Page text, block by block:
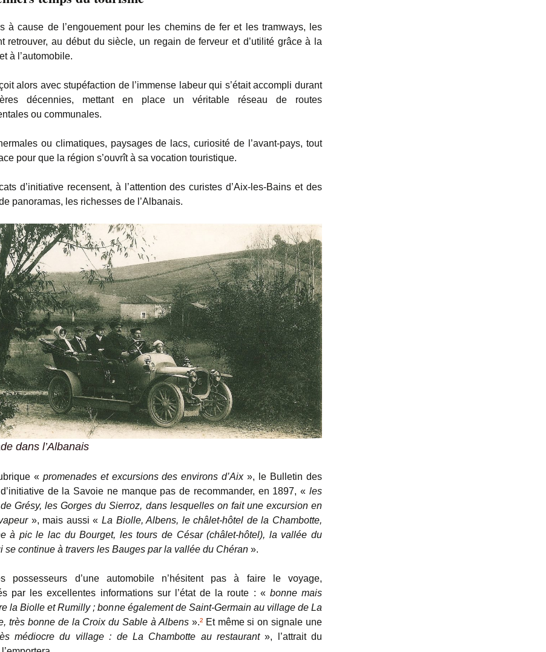
à cause de l’engouement pour les chemins de fer et les tramways, les
retrouver, au début du siècle, un regain de ferveur et d’utilité grâce à la
à l’automobile.
alors avec stupéfaction de l’immense labeur qui s’était accompli durant
décennies, mettant en place un véritable réseau de routes
ou communales.
ou climatiques, paysages de lacs, curiosité de l’avant-pays, tout
pour que la région s’ouvrît à sa vocation touristique.
d’initiative recensent, à l’attention des curistes d’Aix-les-Bains et des
panoramas, les richesses de l’Albanais.
dans l’Albanais
« promenades et excursions des environs d’Aix», le Bulletin des
de la Savoie ne manque pas de recommander, en 1897, « les
Grésy, les Gorges du Sierroz, dans lesquelles on fait une excursion en
», mais aussi «La Biolle, Albens, le châlet-hôtel de la Chambotte,
à pic le lac du Bourget, les tours de César (châlet-hôtel), la vallée du
se continue à travers les Bauges par la vallée du Chéran ».
possesseurs d’une automobile n’hésitent pas à faire le voyage,
par les excellentes informations sur l’état de la route : « bonne mais
la Biolle et Rumilly ; bonne également de Saint-Germain au village de La
très bonne de la Croix du Sable à Albens».²Et même si on signale une
médiocre du village : de La Chambotte au restaurant», l’attrait du